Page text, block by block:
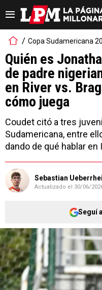
Copa Sudamericana
Quién es
de padre
en River vs.
cómo juega
Coudet citó a tres
Sudamericana, entre
dando de qué hablar en
Sebastian
Actualizado el 30/06/
Seguí